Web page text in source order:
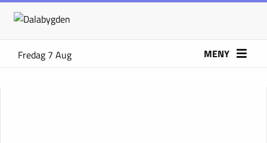
Fredag 7 Aug MENY